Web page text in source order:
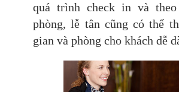
quá trình check in và
phòng, lễ tân cũng có thể
gian và phòng cho khách dễ